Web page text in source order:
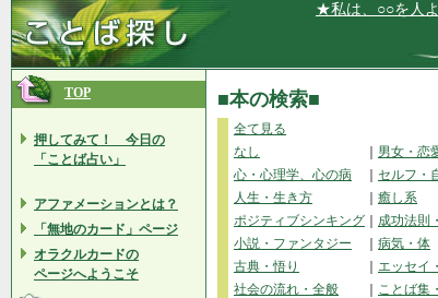
★私は、○○を人よりもこ
TOP
押してみて！ 今日の
「ことば占い」
アファメーションとは？
「無地のカード」ページ
オラクルカードの
ページへようこそ
■本の検索■
全て見る
なし
男女・恋
心・心理学、心の病
セルフ・
人生・生き方
癒し系
ポジティブシンキング
成功法則
小説・ファンタジー
病気・体
古典・悟り
エッセイ
社会の流れ・全般
ことば集